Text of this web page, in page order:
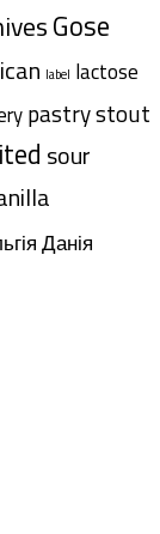
Gose
label lactose
pastry stout
sour
Данія